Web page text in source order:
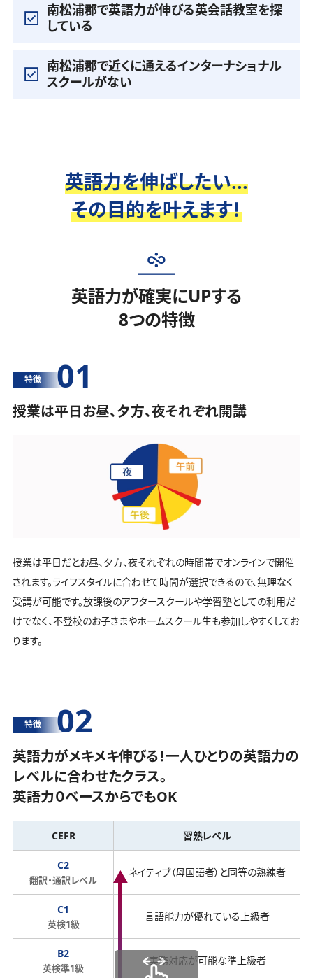
南松浦郡で英語力が伸びる英会話教室を探
している
南松浦郡で近くに通えるインターナショナル
スクールがない
英語力を伸ばしたい...
その目的を叶えます！
英語力が確実にUPする
8つの特徴
特徴 01
授業は平日お昼、夕方、夜それぞれ開講
授業は平日だとお昼、夕方、夜それぞれの時間帯でオンラインで開催
されます。ライフスタイルに合わせて時間が選択できるので、無理なく
受講が可能です。放課後のアフタースクールや学習塾としての利用だ
けでなく、不登校のお子さまやホームスクール生も参加しやすくしてお
ります。
特徴 02
英語力がメキメキ伸びる！一人ひとりの英語力の
レベルに合わせたクラス。
英語力０ベースからでもOK
CEFR 習熟レベル
C2
翻訳・通訳レベル
ネイティブ（母国語者）と同等の熟練者
C1
英検1級
言語能力が優れている上級者
B2
英検準1級
実務対応が可能な準上級者